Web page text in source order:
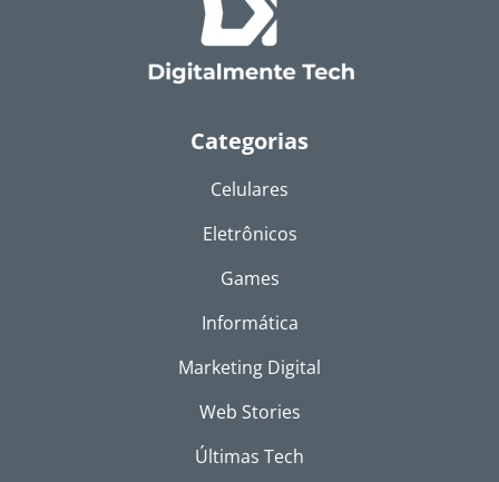
Categorias
Celulares
Eletrônicos
Games
Informática
Marketing Digital
Web Stories
Últimas Tech